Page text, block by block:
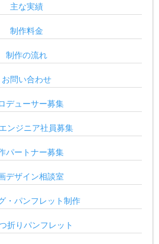
主な実績
制作料金
制作の流れ
お問い合わせ
デューサー募集
ンジニア社員募集
パートナー募集
デザイン相談室
・パンフレット制作
折りパンフレット